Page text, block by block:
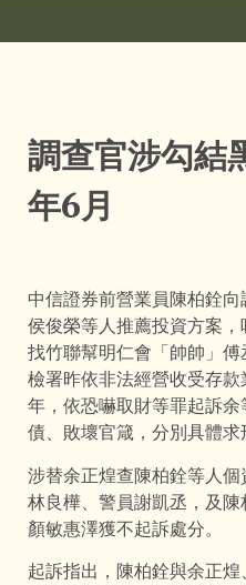
調查官涉勾結
年6月
中信證券前營業員陳柏銓
侯俊榮等人推薦投資方案
找竹聯幫明仁會「帥帥」
檢署昨依非法經營收受存
年，依恐嚇取財等罪起訴
債、敗壞官箴，分別具體求
涉替余正煌查陳柏銓等人
林良樺、警員謝凱丞，及
顏敏惠澤獲不起訴處分。
起訴指出，陳柏銓與余正